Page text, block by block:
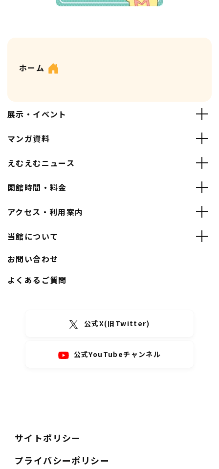
ホーム
展示・イベント
マンガ資料
えむえむニュース
開館時間・料金
アクセス・利用案内
当館について
お問い合わせ
よくあるご質問
公式X(旧Twitter)
公式YouTubeチャンネル
サイトポリシー
プライバシーポリシー